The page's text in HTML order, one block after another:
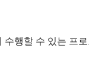
수행할 수 있는 프